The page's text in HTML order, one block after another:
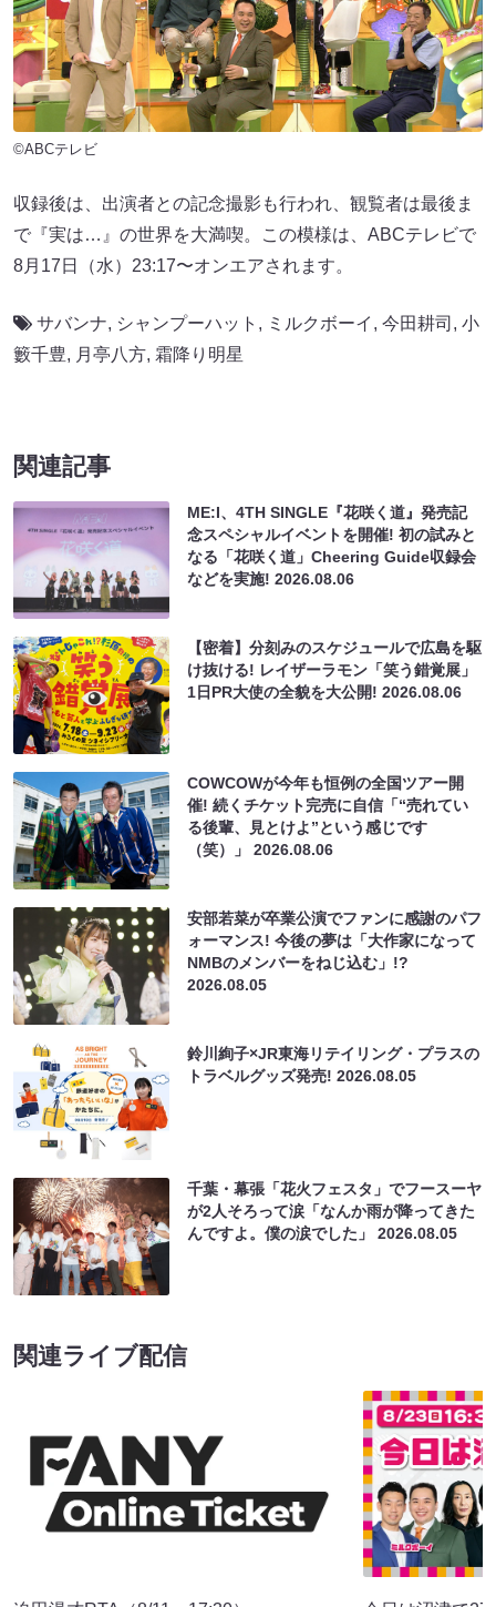
©ABCテレビ
収録後は、出演者との記念撮影も行われ、観覧者は最後ま
で『実は…』の世界を大満喫。この模様は、ABCテレビで
8月17日（水）23:17〜オンエアされます。
サバンナ, シャンプーハット , ミルクボーイ , 今田耕司 , 小
籔千豊, 月亭八方, 霜降り明星
関連記事
ME:I、4TH SINGLE『花咲く道』発売記
念スペシャルイベントを開催! 初の試みと
なる「花咲く道」Cheering Guide収録会
などを実施!2026.08.06
【密着】分刻みのスケジュールで広島を駆
け抜ける! レイザーラモン「笑う錯覚展」
1日PR大使の全貌を大公開!2026.08.06
COWCOWが今年も恒例の全国ツアー開
催! 続くチケット完売に自信「“売れてい
る後輩、見とけよ”という感じです
（笑）」2026.08.06
安部若菜が卒業公演でファンに感謝のパフ
ォーマンス! 今後の夢は「大作家になって
NMBのメンバーをねじ込む」!?
2026.08.05
鈴川絢子×JR東海リテイリング・プラスの
トラベルグッズ発売!2026.08.05
千葉・幕張「花火フェスタ」でフースーヤ
が2人そろって涙「なんか雨が降ってきた
んですよ。僕の涙でした」2026.08.05
関連ライブ配信